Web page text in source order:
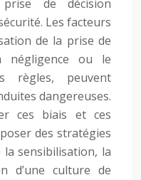
de décision
Les facteurs
de la prise de
négligence ou le
règles, peuvent
dangereuses.
ces biais et ces
des stratégies
sensibilisation, la
d’une culture de